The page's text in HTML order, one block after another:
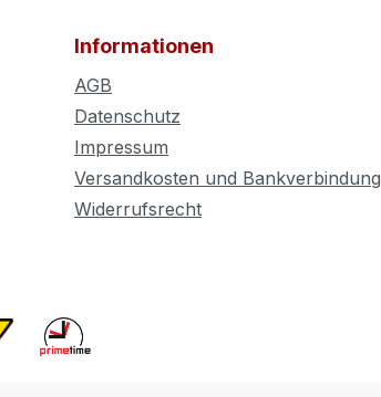
Informationen
AGB
Datenschutz
Impressum
Versandkosten und Bankverbindung
Widerrufsrecht